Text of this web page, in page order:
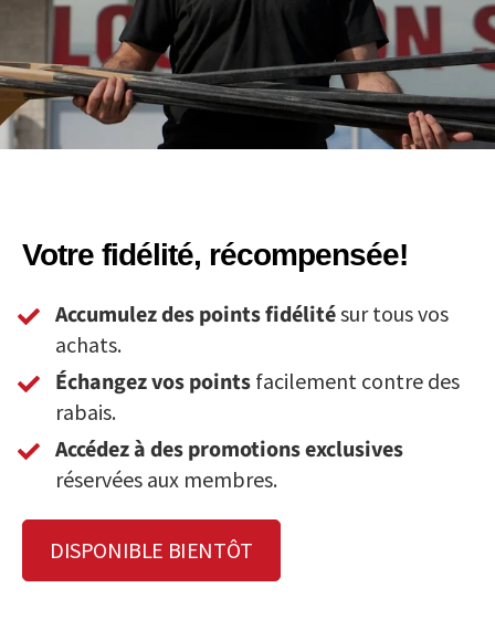
Votre fidélité, récompensée!
Accumulez des points fidélitésur tous vos
achats.
Échangez vos points facilement contre des
rabais.
Accédez à des promotions exclusives
réservées aux membres.
DISPONIBLE BIENTÔT